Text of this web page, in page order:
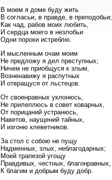
В моем я доме буду жить
В согласьи, в правде, в преподобьи;
Как чад, рабов моих любить,
И сердца моего в незлобьи
Одни пороки истреблю.
И мысленным очам моим
Не предложу я дел преступных;
Ничем не приобщуся к злым,
Возненавижу я распутных
И отвращуся от льстецов.
От своенравных уклонюсь,
Не прилеплюсь в совет коварных,
От порицаний устранюсь,
Наветов, наущений тайных,
И изгоню клеветников.
За стол с собою не пущу
Надменных, злых, неблагодарных;
Моей трапезой угощу
Правдивых, честных, благонравных,
К благим и добрым буду добр.